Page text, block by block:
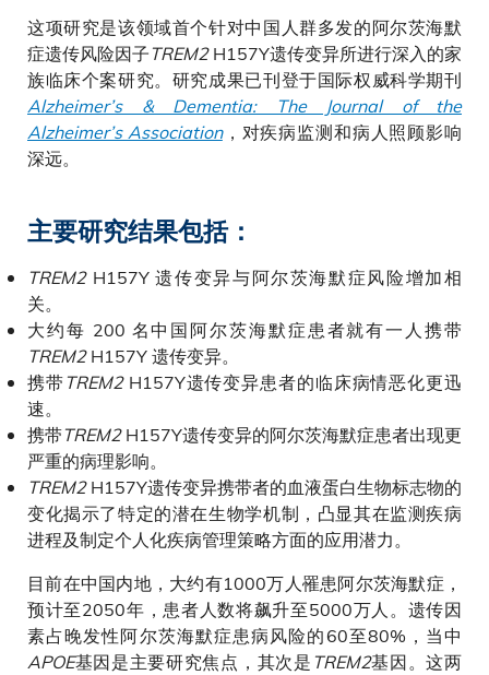
这项研究是该领域首个针对中国人群多发的阿尔茨海默
症遗传风险因子TREM2H157Y遗传变异所进行深入的家
族临床个案研究。研究成果已刊登于国际权威科学期刊
Alzheimer’s & Dementia: The Journal of the
Alzheimer’s Association，对疾病监测和病人照顾影响
深远。
主要研究结果包括：
TREM2H157Y 遗传变异与阿尔茨海默症风险增加相
关。
大约每 200 名中国阿尔茨海默症患者就有一人携带
TREM2H157Y 遗传变异。
携带TREM2H157Y遗传变异患者的临床病情恶化更迅
速。
携带TREM2H157Y遗传变异的阿尔茨海默症患者出现更
严重的病理影响。
TREM2H157Y遗传变异携带者的血液蛋白生物标志物的
变化揭示了特定的潜在生物学机制，凸显其在监测疾病
进程及制定个人化疾病管理策略方面的应用潜力。
目前在中国内地，大约有1000万人罹患阿尔茨海默症，
预计至2050年，患者人数将飙升至5000万人。遗传因
素占晚发性阿尔茨海默症患病风险的60至80%，当中
APOE基因是主要研究焦点，其次是TREM2基因。这两